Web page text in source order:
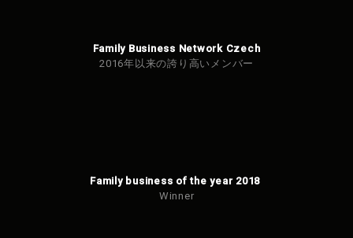
Family Business Network Czech
2016年以来の誇り高いメンバー
Family business of the year 2018
Winner